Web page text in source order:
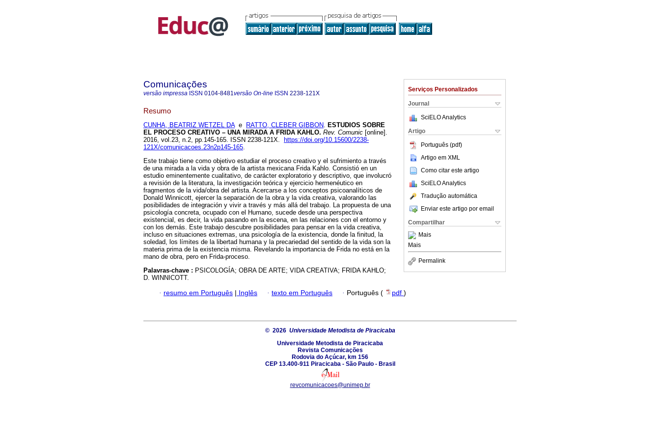
Serviços Personalizados
Journal
SciELO Analytics
Artigo
Português (pdf)
Artigo em XML
Como citar este artigo
SciELO Analytics
Tradução automática
Enviar este artigo por email
Compartilhar
Mais
Mais
Permalink
Comunicações
versão impressa ISSN 0104-8481versão On-line ISSN 2238-121X
Resumo
CUNHA, BEATRIZ WETZEL DAe RATTO, CLEBER GIBBON. ESTUDIOS SOBRE
EL PROCESO CREATIVO – UNA MIRADA A FRIDA KAHLO. Rev. Comunic [online].
2016, vol.23, n.2, pp.145-165. ISSN 2238-121X.
https://doi.org/10.15600/2238-
121X/comunicacoes.23n2p145-165.
Este trabajo tiene como objetivo estudiar el proceso creativo y el sufrimiento a través
de una mirada a la vida y obra de la artista mexicana Frida Kahlo. Consistió en un
estudio eminentemente cualitativo, de carácter exploratorio y descriptivo, que involucró
a revisión de la literatura, la investigación teórica y ejercicio hermenéutico en
fragmentos de la vida/obra del artista. Acercarse a los conceptos psicoanalíticos de
Donald Winnicott, ejercer la separación de la obra y la vida creativa, valorando las
posibilidades de integración y vivir a través y más allá del trabajo. La propuesta de una
psicología concreta, ocupado con el Humano, sucede desde una perspectiva
existencial, es decir, la vida pasando en la escena, en las relaciones con el entorno y
con los demás. Este trabajo descubre posibilidades para pensar en la vida creativa,
incluso en situaciones extremas, una psicología de la existencia, donde la finitud, la
soledad, los límites de la libertad humana y la precariedad del sentido de la vida son la
materia prima de la existencia misma. Revelando la importancia de Frida no está en la
mano de obra, pero en Frida-proceso.
Palavras-chave : PSICOLOGÍA; OBRA DE ARTE; VIDA CREATIVA; FRIDA KAHLO;
D. WINNICOTT.
· resumo em Português | Inglês · texto em Português · Português ( pdf )
© 2026 Universidade Metodista de Piracicaba
Universidade Metodista de Piracicaba
Revista Comunicações
Rodovia do Açúcar, km 156
CEP 13.400-911 Piracicaba - São Paulo - Brasil
revcomunicacoes@unimep.br